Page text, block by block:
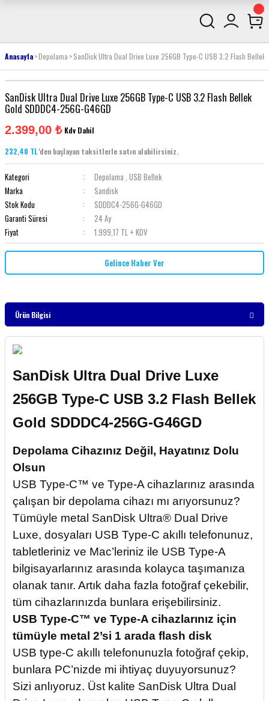
Anasayfa Depolama SanDisk Ultra Dual Drive Luxe 256GB Type-C USB 3.2 Flash Bellek
SanDisk Ultra Dual Drive Luxe 256GB Type-C USB 3.2 Flash Bellek
Gold SDDDC4-256G-G46GD
2.399,00 ₺ Kdv Dahil
232,40 TL'den başlayan taksitlerle satın alabilirsiniz.
Kategori Depolama , USB Bellek
Marka
Sandisk
Stok Kodu
SDDDC4-256G-G46GD
Garanti Süresi
24 Ay
Fiyat
1.999,17 TL + KDV
Gelince Haber Ver
Ürün Bilgisi
SanDisk Ultra Dual Drive Luxe
256GB Type-C USB 3.2 Flash Bellek
Gold SDDDC4-256G-G46GD
Depolama Cihazınız Değil, Hayatınız Dolu
Olsun
USB Type-C™ ve Type-A cihazlarınız arasında
çalışan bir depolama cihazı mı arıyorsunuz?
Tümüyle metal SanDisk Ultra® Dual Drive
Luxe, dosyaları USB Type-C akıllı telefonunuz,
tabletleriniz ve Mac’leriniz ile USB Type-A
bilgisayarlarınız arasında kolayca taşımanıza
olanak tanır. Artık daha fazla fotoğraf çekebilir,
tüm cihazlarınızda bunlara erişebilirsiniz.
USB Type-C™ ve Type-A cihazlarınız için
tümüyle metal 2’si 1 arada flash disk
USB type-C akıllı telefonunuzla fotoğraf çekip,
bunlara PC’nizde mi ihtiyaç duyuyorsunuz?
Sizi anlıyoruz. Üst kalite SanDisk Ultra Dual